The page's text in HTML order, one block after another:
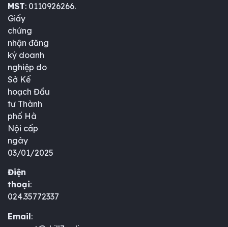
MST: 0110926266.
Giấy
chứng
nhận đăng
ký doanh
nghiệp do
Sở Kế
hoạch Đầu
tư Thành
phố Hà
Nội cấp
ngày
03/01/2025
Điện
thoại:
024.35772337
Email: